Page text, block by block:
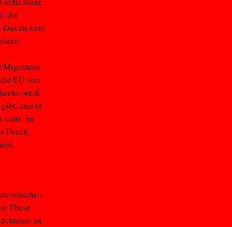
, die
Das ist kein
Migranten
EU von
weiß
und er
kann. In
Druck
These
an